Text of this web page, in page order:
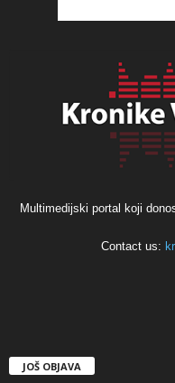
Multimedijski portal koji
Contact us:
JOŠ OBJAVA